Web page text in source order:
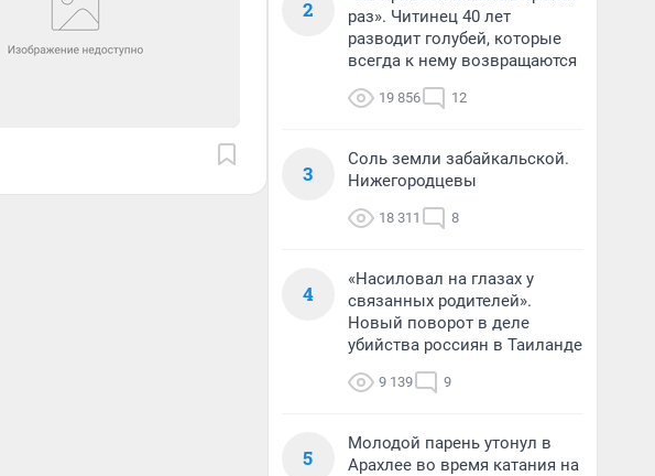
2
раз». Читинец 40 лет
разводит голубей, которые
всегда к нему возвращаются
19 856 12
3
Соль земли забайкальской.
Нижегородцевы
18 311 8
4
«Насиловал на глазах у
связанных родителей».
Новый поворот в деле
убийства россиян в Таиланде
9 139 9
5
Молодой парень утонул в
Арахлее во время катания на